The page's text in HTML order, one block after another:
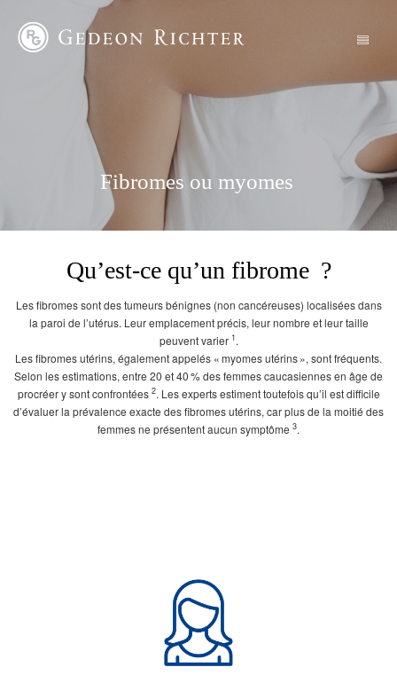
Fibromes ou myomes
Qu’est-ce qu’un fibrome ?
Les fibromes sont des tumeurs bénignes (non cancéreuses) localisées dans
la paroi de l’utérus. Leur emplacement précis, leur nombre et leur taille
peuvent varier 1 .
Les fibromes utérins, également appelés « myomes utérins », sont fréquents.
Selon les estimations, entre 20 et 40 % des femmes caucasiennes en âge de
procréer y sont confrontées 2. Les experts estiment toutefois qu’il est difficile
d’évaluer la prévalence exacte des fibromes utérins, car plus de la moitié des
femmes ne présentent aucun symptôme 3.